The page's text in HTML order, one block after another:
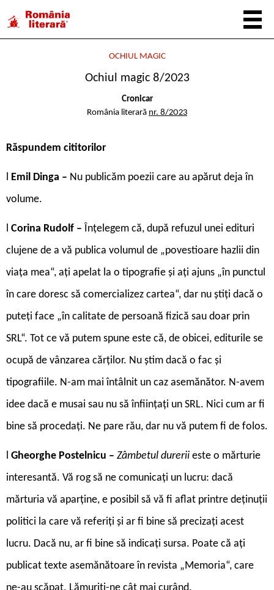
OCHIUL MAGIC
Ochiul magic 8/2023
Cronicar
România literară nr. 8/2023
Răspundem cititorilor
Emil Dinga – Nu publicăm poezii care au apărut deja în
volume.
Corina Rudolf – Înțelegem că, după refuzul unei edituri
clujene de a vă publica volumul de „povestioare hazlii din
viața mea“, ați apelat la o tipografie și ați ajuns „în punctul
în care doresc să comercializez cartea“, dar nu știți dacă o
puteți face „în calitate de persoană fizică sau doar prin
SRL“. Tot ce vă putem spune este că, de obicei, editurile se
ocupă de vânzarea cărților. Nu știm dacă o fac și
tipografiile. N-am mai întâlnit un caz asemănător. N-avem
idee dacă e musai sau nu să înființați un SRL. Nici cum ar fi
bine să procedați. Ne pare rău, dar nu vă putem fi de folos.
Gheorghe Postelnicu – Zâmbetul durerii este o mărturie
interesantă. Vă rog să ne comunicați un lucru: dacă
mărturia vă aparține, e posibil să vă fi aflat printre deținuții
politici la care vă referiți și ar fi bine să precizați acest
lucru. Dacă nu, ar fi bine să indicați sursa. Poate că ați
publicat texte asemănătoare în revista „Memoria“, care